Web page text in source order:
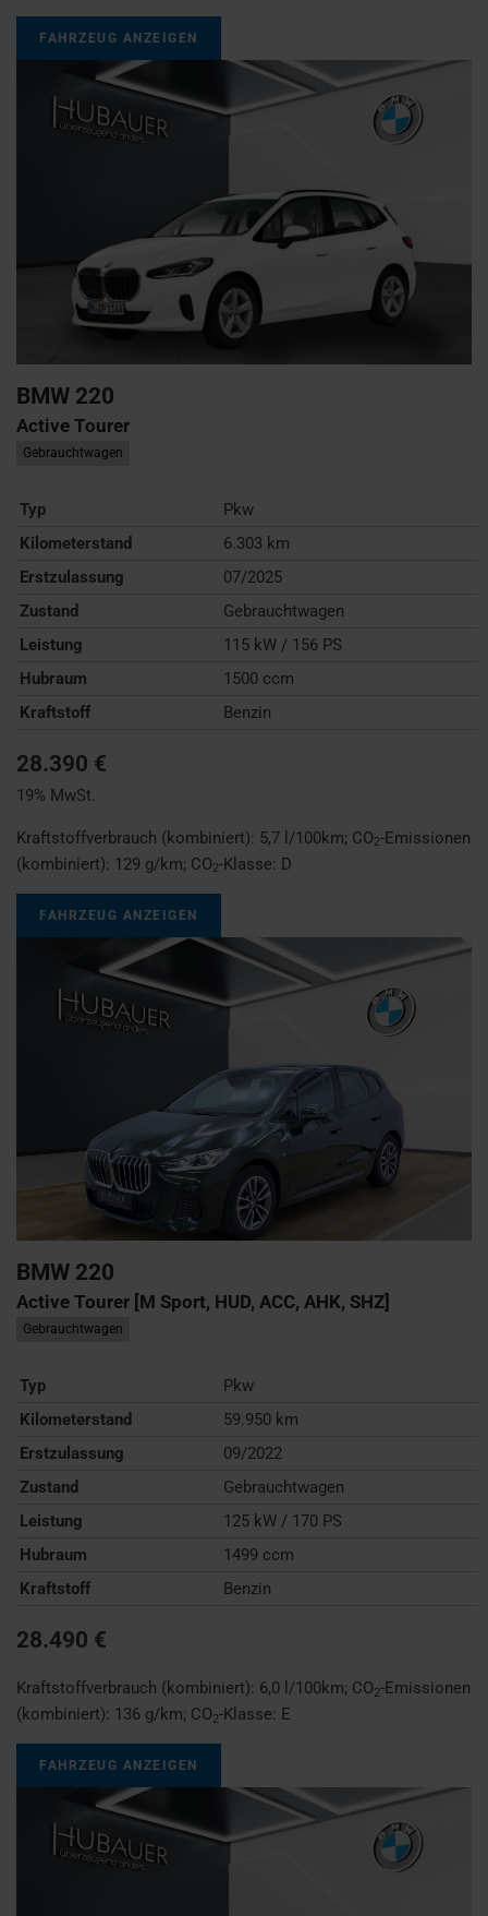
FAHRZEUG ANZEIGEN
BMW 220
Active Tourer
Gebrauchtwagen
Typ
Pkw
Kilometerstand
6.303 km
Erstzulassung
07/2025
Zustand
Gebrauchtwagen
Leistung
115 kW / 156 PS
Hubraum
1500 ccm
Kraftstoff
Benzin
28.390 €
19% MwSt.
Kraftstoffverbrauch (kombiniert): 5,7 l/100km; CO2-Emissionen
(kombiniert): 129 g/km; CO2-Klasse: D
FAHRZEUG ANZEIGEN
BMW 220
Active Tourer [M Sport, HUD, ACC, AHK, SHZ]
Gebrauchtwagen
Typ
Pkw
Kilometerstand
59.950 km
Erstzulassung
09/2022
Zustand
Gebrauchtwagen
Leistung
125 kW / 170 PS
Hubraum
1499 ccm
Kraftstoff
Benzin
28.490 €
Kraftstoffverbrauch (kombiniert): 6,0 l/100km; CO2-Emissionen
(kombiniert): 136 g/km; CO2-Klasse: E
FAHRZEUG ANZEIGEN